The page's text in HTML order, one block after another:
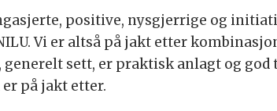
positive, nysgjerrige og
Vi er altså på jakt etter
sett, er praktisk anlagt og
på jakt etter.